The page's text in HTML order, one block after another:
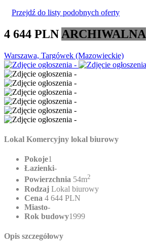
Przejdź do listy podobnych oferty
4 644 PLN ARCHIWALNA
Warszawa, Targówek (Mazowieckie)
Lokal Komercyjny lokal biurowy
Pokoje1
Łazienki-
Powierzchnia 54m2
Rodzaj Lokal biurowy
Cena 4 644 PLN
Miasto-
Rok budowy1999
Opis szczegółowy